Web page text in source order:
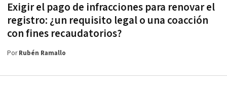
Exigir el pago de infracciones para renovar el
registro: ¿un requisito legal o una coacción
con fines recaudatorios?
PorRubén Ramallo